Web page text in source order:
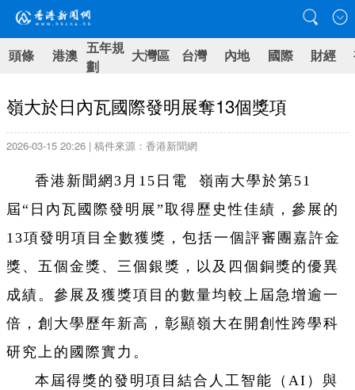
頭條 港澳 五年規
劃
大灣區 台灣 內地 國際 財經
嶺大於日內瓦國際發明展奪13個獎項
2026-03-15 20:26 | 稿件來源：香港新聞網
香港新聞網3月15日電 嶺南大學於第51
屆“日內瓦國際發明展”取得歷史性佳績，參展的
13項發明項目全數獲獎，包括一個評審團嘉許金
獎、五個金獎、三個銀獎，以及四個銅獎的優異
成績。參展及獲獎項目的數量均較上屆急增逾一
倍，創大學歷年新高，彰顯嶺大在開創性跨學科
研究上的國際實力。
本屆得獎的發明項目結合人工智能（AI）與